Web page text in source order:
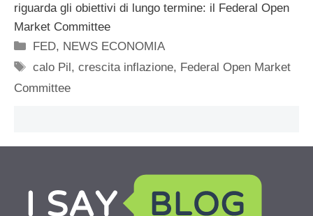
riguarda gli obiettivi di lungo termine: il Federal Open
Market Committee
Categorie
FED, NEWS ECONOMIA
Tag
calo Pil,crescita inflazione, Federal Open Market
Committee